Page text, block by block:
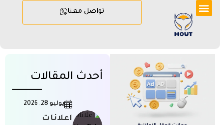
تواصل معنا
أحدث المقالات
يوليو 28, 2026
اعلانات